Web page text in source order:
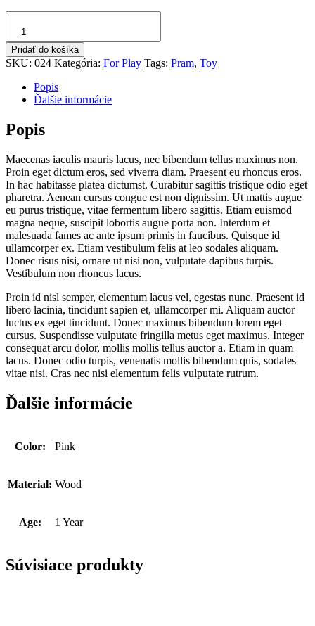
Pram
For
Doll
Pridať do košíka
SKU: 024 Kategória: For Play Tags: Pram, Toy
Popis
Ďalšie informácie
Popis
Maecenas iaculis mauris lacus, nec bibendum tellus maximus non.
Proin eget dictum eros, sed viverra diam. Praesent eu rhoncus eros.
In hac habitasse platea dictumst. Curabitur sagittis tristique odio eget
pharetra. Aenean cursus congue est non dignissim. Ut mattis augue
eu purus tristique, vitae fermentum libero sagittis. Etiam euismod
magna neque, suscipit lobortis augue porta non. Interdum et
malesuada fames ac ante ipsum primis in faucibus. Quisque id
ullamcorper ex. Etiam vestibulum felis at leo sodales aliquam.
Donec risus nisi, ornare ut nisi non, vulputate dapibus turpis.
Vestibulum non rhoncus lacus.
Proin id nisl semper, elementum lacus vel, egestas nunc. Praesent id
libero lacinia, tincidunt sapien et, ullamcorper mi. Aliquam auctor
luctus ex eget tincidunt. Donec maximus bibendum lorem eget
cursus. Suspendisse vulputate fringilla metus eget maximus. Integer
consequat arcu dolor, mollis mollis tellus auctor a. Etiam in quam
lacus. Donec odio turpis, venenatis mollis bibendum quis, sodales
vitae nisi. Cras nec nisi elementum felis vulputate rutrum.
Ďalšie informácie
Color: Pink
Material: Wood
Age: 1 Year
Súvisiace produkty